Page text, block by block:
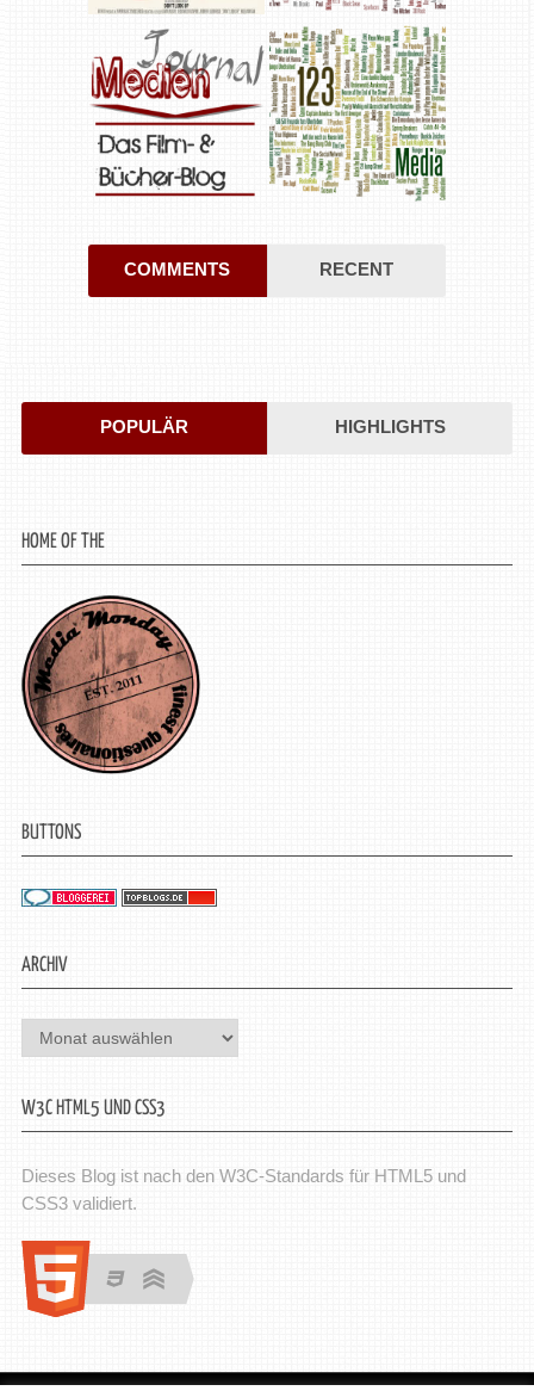
COMMENTS RECENT
POPULÄR HIGHLIGHTS
HOME OF THE
BUTTONS
ARCHIV
Archiv
W3C HTML5 UND CSS3
Dieses Blog ist nach den W3C-Standards für HTML5 und
CSS3 validiert.